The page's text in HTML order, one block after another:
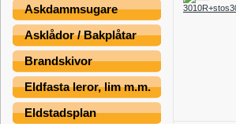
Askdammsugare
Asklådor / Bakplåtar
Brandskivor
Eldfasta leror, lim m.m.
Eldstadsplan